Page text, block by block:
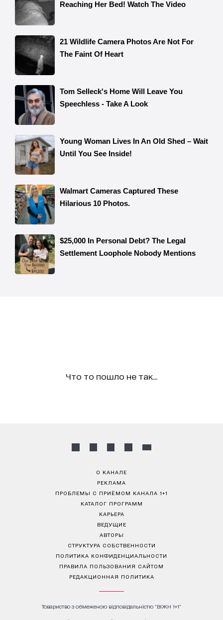
Что то пошло не так...
О КАНАЛЕ
РЕКЛАМА
ПРОБЛЕМЫ С ПРИЁМОМ КАНАЛА 1+1
КАТАЛОГ ПРОГРАММ
КАРЬЕРА
ВЕДУЩИЕ
АВТОРЫ
СТРУКТУРА СОБСТВЕННОСТИ
ПОЛИТИКА КОНФИДЕНЦИАЛЬНОСТИ
ПРАВИЛА ПОЛЬЗОВАНИЯ САЙТОМ
РЕДАКЦИОННАЯ ПОЛИТИКА
Товариство з обмеженою відповідальністю "ВІЖН 1+1"